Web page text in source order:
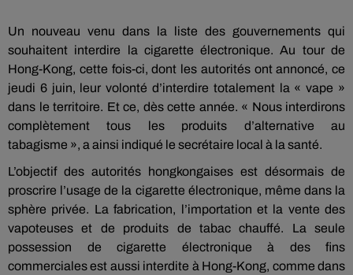
Un nouveau venu dans la liste des gouvernements qui
souhaitent interdire la cigarette électronique. Au tour de
Hong-Kong, cette fois-ci, dont les autorités ont annoncé, ce
jeudi 6 juin, leur volonté d’interdire totalement la « vape »
dans le territoire. Et ce, dès cette année. « Nous interdirons
complètement tous les produits d’alternative au
tabagisme », a ainsi indiqué le secrétaire local à la santé.
L’objectif des autorités hongkongaises est désormais de
proscrire l’usage de la cigarette électronique, même dans la
sphère privée. La fabrication, l’importation et la vente des
vapoteuses et de produits de tabac chauffé. La seule
possession de cigarette électronique à des fins
commerciales est aussi interdite à Hong-Kong, comme dans